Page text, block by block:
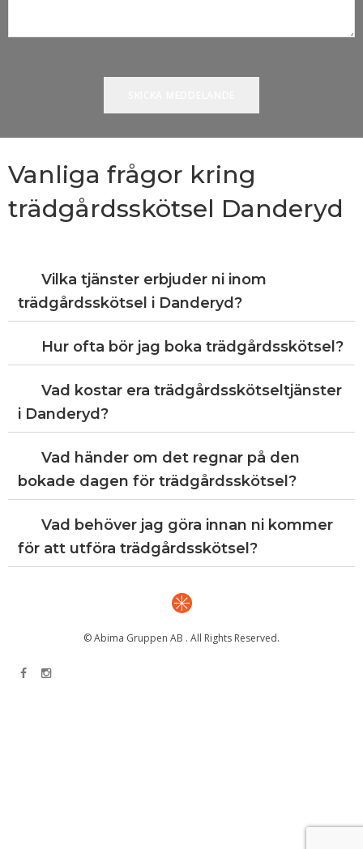
Vanliga frågor kring
trädgårdsskötsel Danderyd
Vilka tjänster erbjuder ni inom
trädgårdsskötsel i Danderyd?
Hur ofta bör jag boka trädgårdsskötsel?
Vad kostar era trädgårdsskötseltjänster
i Danderyd?
Vad händer om det regnar på den
bokade dagen för trädgårdsskötsel?
Vad behöver jag göra innan ni kommer
för att utföra trädgårdsskötsel?
© Abima Gruppen AB . All Rights Reserved.